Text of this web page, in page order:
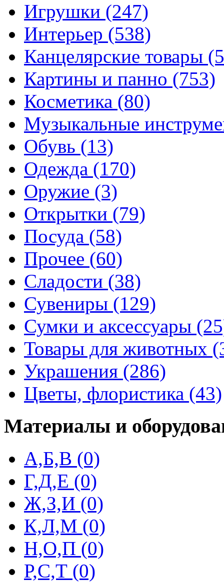
Игрушки (247)
Интерьер (538)
Канцелярские товары
Картины и панно (753)
Косметика (80)
Музыкальные
Обувь (13)
Одежда (170)
Оружие (3)
Открытки (79)
Посуда (58)
Прочее (60)
Сладости (38)
Сувениры (129)
Сумки и аксессуары
Товары для животных
Украшения (286)
Цветы, флористика (43)
Материалы и
А,Б,В (0)
Г,Д,Е (0)
Ж,З,И (0)
К,Л,М (0)
Н,О,П (0)
Р,С,Т (0)